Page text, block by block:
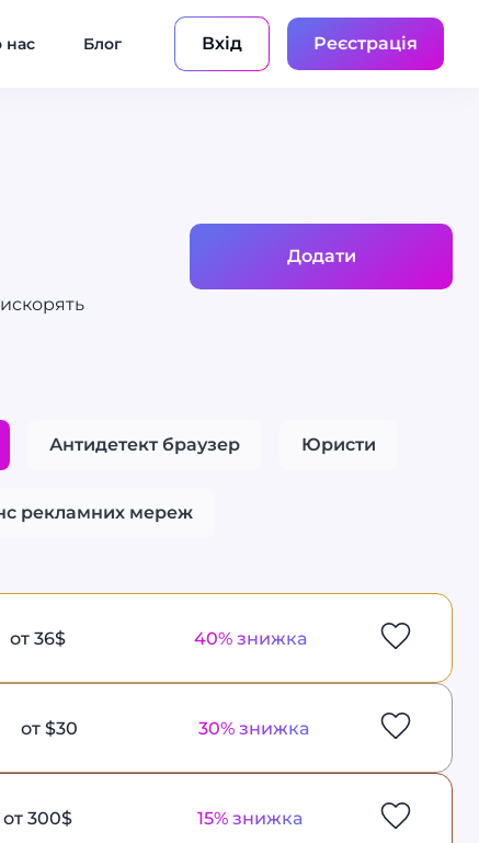
нас Блог Вхід Реєстрація
Додати
Антидетект браузер Юристи
рекламних мереж
от 36$ 40% знижка
от $30 30% знижка
от 300$ 15% знижка